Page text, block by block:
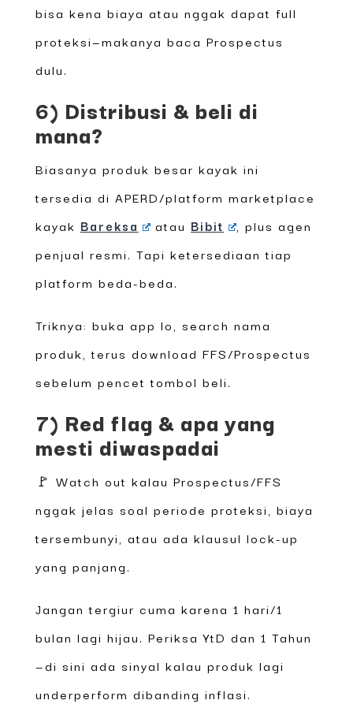
bisa kena biaya atau nggak dapat full
proteksi—makanya baca Prospectus
dulu.
6) Distribusi & beli di
mana?
Biasanya produk besar kayak ini
tersedia di APERD/platform marketplace
kayak Bareksa atau Bibit
, plus agen
penjual resmi. Tapi ketersediaan tiap
platform beda-beda.
Triknya: buka app lo, search nama
produk, terus download FFS/Prospectus
sebelum pencet tombol beli.
7) Red flag & apa yang
mesti diwaspadai
🚩 Watch out kalau Prospectus/FFS
nggak jelas soal periode proteksi, biaya
tersembunyi, atau ada klausul lock-up
yang panjang.
Jangan tergiur cuma karena 1 hari/1
bulan lagi hijau. Periksa YtD dan 1 Tahun
—di sini ada sinyal kalau produk lagi
underperform dibanding inflasi.